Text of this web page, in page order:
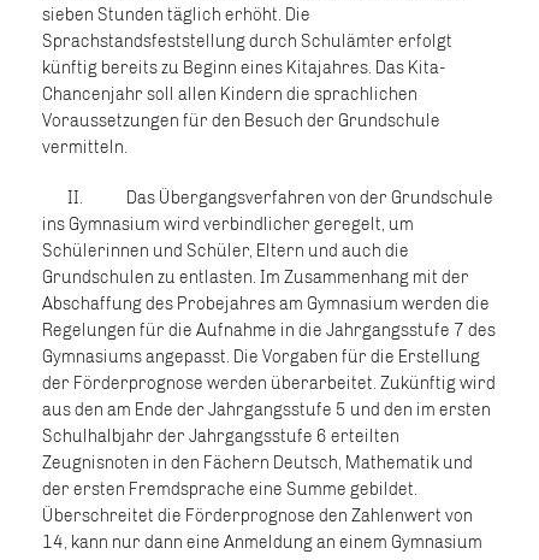
sieben Stunden täglich erhöht. Die
Sprachstandsfeststellung durch Schulämter erfolgt
künftig bereits zu Beginn eines Kitajahres. Das Kita-
Chancenjahr soll allen Kindern die sprachlichen
Voraussetzungen für den Besuch der Grundschule
vermitteln.
II. Das Übergangsverfahren von der Grundschule
ins Gymnasium wird verbindlicher geregelt, um
Schülerinnen und Schüler, Eltern und auch die
Grundschulen zu entlasten. Im Zusammenhang mit der
Abschaffung des Probejahres am Gymnasium werden die
Regelungen für die Aufnahme in die Jahrgangsstufe 7 des
Gymnasiums angepasst. Die Vorgaben für die Erstellung
der Förderprognose werden überarbeitet. Zukünftig wird
aus den am Ende der Jahrgangsstufe 5 und den im ersten
Schulhalbjahr der Jahrgangsstufe 6 erteilten
Zeugnisnoten in den Fächern Deutsch, Mathematik und
der ersten Fremdsprache eine Summe gebildet.
Überschreitet die Förderprognose den Zahlenwert von
14, kann nur dann eine Anmeldung an einem Gymnasium